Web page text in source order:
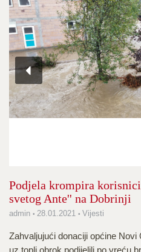
Podjela krompira
svetog Ante'' na Dobrinji
admin 28.01.2021 Vijesti
Zahvaljujući donaciji općine
uz topli obrok podijelili po vreću